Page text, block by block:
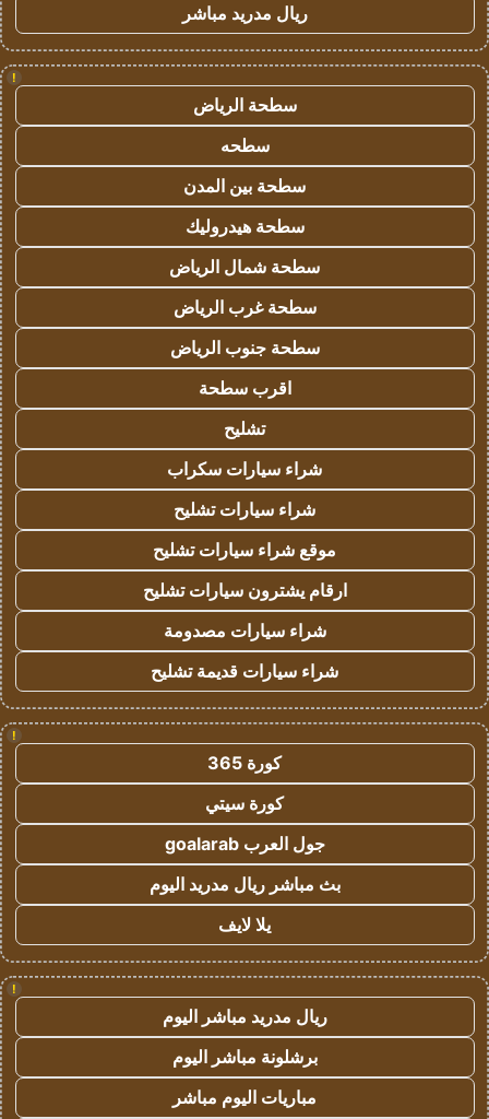
ريال مدريد مباشر
!
سطحة الرياض
سطحه
سطحة بين المدن
سطحة هيدروليك
سطحة شمال الرياض
سطحة غرب الرياض
سطحة جنوب الرياض
اقرب سطحة
تشليح
شراء سيارات سكراب
شراء سيارات تشليح
موقع شراء سيارات تشليح
ارقام يشترون سيارات تشليح
شراء سيارات مصدومة
شراء سيارات قديمة تشليح
!
كورة 365
كورة سيتي
جول العرب goalarab
بث مباشر ريال مدريد اليوم
يلا لايف
!
ريال مدريد مباشر اليوم
برشلونة مباشر اليوم
مباريات اليوم مباشر